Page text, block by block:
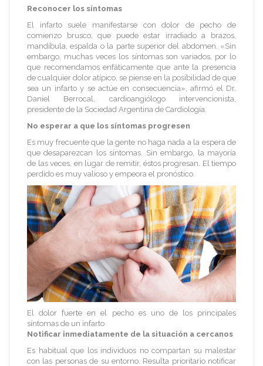
Reconocer los síntomas
El infarto suele manifestarse con dolor de pecho de
comienzo brusco, que puede estar irradiado a brazos,
mandíbula, espalda o la parte superior del abdomen. «Sin
embargo, muchas veces los síntomas son variados, por lo
que recomendamos enfáticamente que ante la presencia
de cualquier dolor atípico, se piense en la posibilidad de que
sea un infarto y se actúe en consecuencia», afirmó el Dr.
Daniel Berrocal, cardioangiólogo intervencionista,
presidente de la Sociedad Argentina de Cardiología.
No esperar a que los síntomas progresen
Es muy frecuente que la gente no haga nada a la espera de
que desaparezcan los síntomas. Sin embargo, la mayoría
de las veces, en lugar de remitir, éstos progresan. El tiempo
perdido es muy valioso y empeora el pronóstico.
El dolor fuerte en el pecho es uno de los principales
síntomas de un infarto
Notificar inmediatamente de la situación a cercanos
Es habitual que los individuos no compartan su malestar
con las personas de su entorno. Resulta prioritario notificar